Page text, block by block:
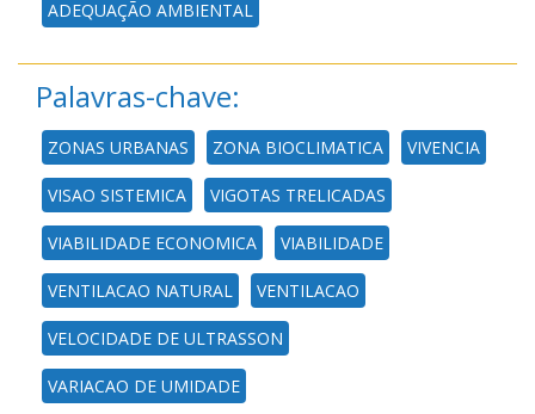
ADEQUAÇÃO AMBIENTAL
Palavras-chave:
ZONAS URBANAS ZONA BIOCLIMATICA VIVENCIA
VISAO SISTEMICA VIGOTAS TRELICADAS
VIABILIDADE ECONOMICA VIABILIDADE
VENTILACAO NATURAL VENTILACAO
VELOCIDADE DE ULTRASSON
VARIACAO DE UMIDADE